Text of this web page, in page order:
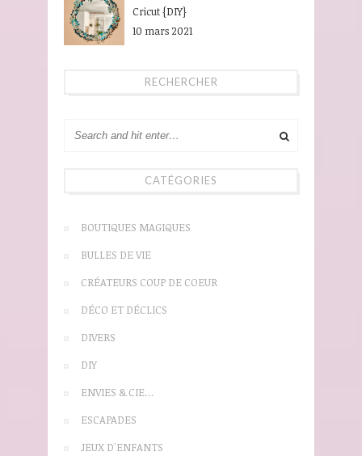
Cricut {DIY}
10 mars 2021
RECHERCHER
CATÉGORIES
BOUTIQUES MAGIQUES
BULLES DE VIE
CRÉATEURS COUP DE COEUR
DÉCO ET DÉCLICS
DIVERS
DIY
ENVIES & CIE…
ESCAPADES
JEUX D'ENFANTS